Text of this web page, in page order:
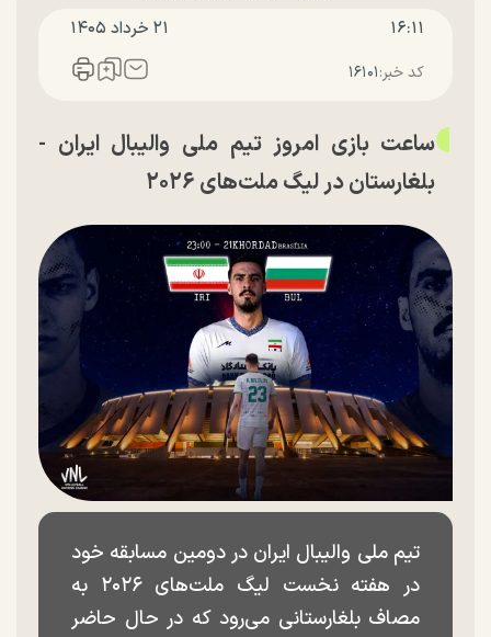
۱۶:۱۱ ۲۱ خرداد ۱۴۰۵
کد خبر:۱۶۱۰۱
ساعت بازی امروز تیم ملی والیبال ایران -
بلغارستان در لیگ ملت‌های ۲۰۲۶
تیم ملی والیبال ایران در دومین مسابقه خود
در هفته نخست لیگ ملت‌های ۲۰۲۶ به
مصاف بلغارستانی می‌رود که در حال حاضر